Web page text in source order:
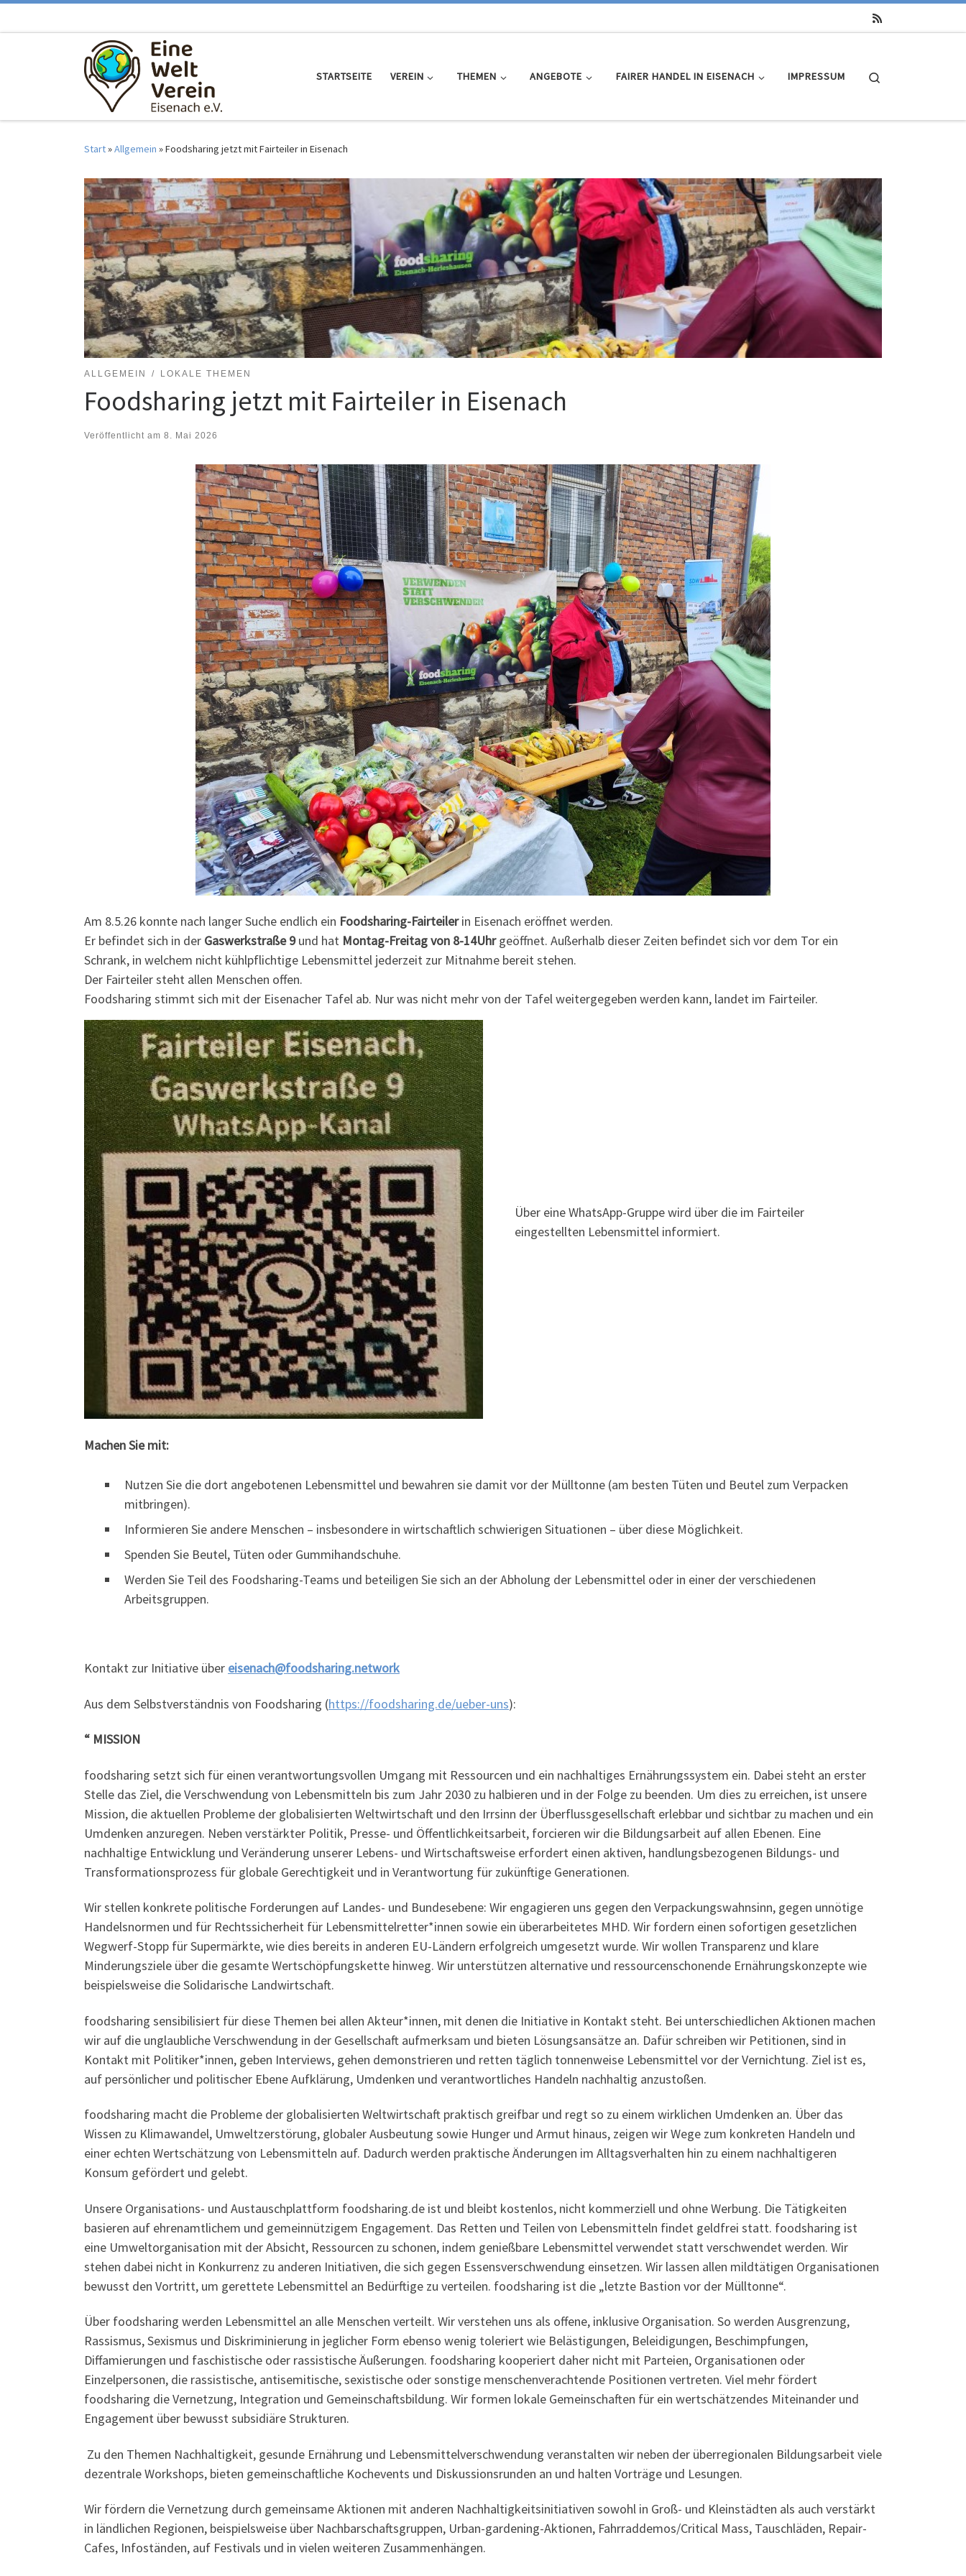
STARTSEITE VEREIN THEMEN ANGEBOTE FAIRER HANDEL IN EISENACH IMPRESSUM
Start»Allgemein »Foodsharing jetzt mit Fairteiler in Eisenach
ALLGEMEIN LOKALE THEMEN
Foodsharing jetzt mit Fairteiler in Eisenach
Veröffentlicht am 8. Mai 2026
Am 8.5.26 konnte nach langer Suche endlich ein Foodsharing-Fairteilerin Eisenach eröffnet werden.
Er befindet sich in der Gaswerkstraße 9und hat Montag-Freitag von 8-14Uhrgeöffnet. Außerhalb dieser Zeiten befindet sich vor dem Tor ein
Schrank, in welchem nicht kühlpflichtige Lebensmittel jederzeit zur Mitnahme bereit stehen.
Der Fairteiler steht allen Menschen offen.
Foodsharing stimmt sich mit der Eisenacher Tafel ab. Nur was nicht mehr von der Tafel weitergegeben werden kann, landet im Fairteiler.
Über eine WhatsApp-Gruppe wird über die im Fairteiler
eingestellten Lebensmittel informiert.
Machen Sie mit:
Nutzen Sie die dort angebotenen Lebensmittel und bewahren sie damit vor der Mülltonne (am besten Tüten und Beutel zum Verpacken
mitbringen).
Informieren Sie andere Menschen – insbesondere in wirtschaftlich schwierigen Situationen – über diese Möglichkeit.
Spenden Sie Beutel, Tüten oder Gummihandschuhe.
Werden Sie Teil des Foodsharing-Teams und beteiligen Sie sich an der Abholung der Lebensmittel oder in einer der verschiedenen
Arbeitsgruppen.
Kontakt zur Initiative über eisenach@foodsharing.network
Aus dem Selbstverständnis von Foodsharing (https://foodsharing.de/ueber-uns):
“ MISSION
foodsharing setzt sich für einen verantwortungsvollen Umgang mit Ressourcen und ein nachhaltiges Ernährungssystem ein. Dabei steht an erster
Stelle das Ziel, die Verschwendung von Lebensmitteln bis zum Jahr 2030 zu halbieren und in der Folge zu beenden. Um dies zu erreichen, ist unsere
Mission, die aktuellen Probleme der globalisierten Weltwirtschaft und den Irrsinn der Überflussgesellschaft erlebbar und sichtbar zu machen und ein
Umdenken anzuregen. Neben verstärkter Politik, Presse- und Öffentlichkeitsarbeit, forcieren wir die Bildungsarbeit auf allen Ebenen. Eine
nachhaltige Entwicklung und Veränderung unserer Lebens- und Wirtschaftsweise erfordert einen aktiven, handlungsbezogenen Bildungs- und
Transformationsprozess für globale Gerechtigkeit und in Verantwortung für zukünftige Generationen.
Wir stellen konkrete politische Forderungen auf Landes- und Bundesebene: Wir engagieren uns gegen den Verpackungswahnsinn, gegen unnötige
Handelsnormen und für Rechtssicherheit für Lebensmittelretter*innen sowie ein überarbeitetes MHD. Wir fordern einen sofortigen gesetzlichen
Wegwerf-Stopp für Supermärkte, wie dies bereits in anderen EU-Ländern erfolgreich umgesetzt wurde. Wir wollen Transparenz und klare
Minderungsziele über die gesamte Wertschöpfungskette hinweg. Wir unterstützen alternative und ressourcenschonende Ernährungskonzepte wie
beispielsweise die Solidarische Landwirtschaft.
foodsharing sensibilisiert für diese Themen bei allen Akteur*innen, mit denen die Initiative in Kontakt steht. Bei unterschiedlichen Aktionen machen
wir auf die unglaubliche Verschwendung in der Gesellschaft aufmerksam und bieten Lösungsansätze an. Dafür schreiben wir Petitionen, sind in
Kontakt mit Politiker*innen, geben Interviews, gehen demonstrieren und retten täglich tonnenweise Lebensmittel vor der Vernichtung. Ziel ist es,
auf persönlicher und politischer Ebene Aufklärung, Umdenken und verantwortliches Handeln nachhaltig anzustoßen.
foodsharing macht die Probleme der globalisierten Weltwirtschaft praktisch greifbar und regt so zu einem wirklichen Umdenken an. Über das
Wissen zu Klimawandel, Umweltzerstörung, globaler Ausbeutung sowie Hunger und Armut hinaus, zeigen wir Wege zum konkreten Handeln und
einer echten Wertschätzung von Lebensmitteln auf. Dadurch werden praktische Änderungen im Alltagsverhalten hin zu einem nachhaltigeren
Konsum gefördert und gelebt.
Unsere Organisations- und Austauschplattform foodsharing.de ist und bleibt kostenlos, nicht kommerziell und ohne Werbung. Die Tätigkeiten
basieren auf ehrenamtlichem und gemeinnützigem Engagement. Das Retten und Teilen von Lebensmitteln findet geldfrei statt. foodsharing ist
eine Umweltorganisation mit der Absicht, Ressourcen zu schonen, indem genießbare Lebensmittel verwendet statt verschwendet werden. Wir
stehen dabei nicht in Konkurrenz zu anderen Initiativen, die sich gegen Essensverschwendung einsetzen. Wir lassen allen mildtätigen Organisationen
bewusst den Vortritt, um gerettete Lebensmittel an Bedürftige zu verteilen. foodsharing ist die „letzte Bastion vor der Mülltonne“.
Über foodsharing werden Lebensmittel an alle Menschen verteilt. Wir verstehen uns als offene, inklusive Organisation. So werden Ausgrenzung,
Rassismus, Sexismus und Diskriminierung in jeglicher Form ebenso wenig toleriert wie Belästigungen, Beleidigungen, Beschimpfungen,
Diffamierungen und faschistische oder rassistische Äußerungen. foodsharing kooperiert daher nicht mit Parteien, Organisationen oder
Einzelpersonen, die rassistische, antisemitische, sexistische oder sonstige menschenverachtende Positionen vertreten. Viel mehr fördert
foodsharing die Vernetzung, Integration und Gemeinschaftsbildung. Wir formen lokale Gemeinschaften für ein wertschätzendes Miteinander und
Engagement über bewusst subsidiäre Strukturen.
Zu den Themen Nachhaltigkeit, gesunde Ernährung und Lebensmittelverschwendung veranstalten wir neben der überregionalen Bildungsarbeit viele
dezentrale Workshops, bieten gemeinschaftliche Kochevents und Diskussionsrunden an und halten Vorträge und Lesungen.
Wir fördern die Vernetzung durch gemeinsame Aktionen mit anderen Nachhaltigkeitsinitiativen sowohl in Groß- und Kleinstädten als auch verstärkt
in ländlichen Regionen, beispielsweise über Nachbarschaftsgruppen, Urban-gardening-Aktionen, Fahrraddemos/Critical Mass, Tauschläden, Repair-
Cafes, Infoständen, auf Festivals und in vielen weiteren Zusammenhängen.